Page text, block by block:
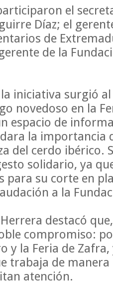
el
Díaz; el
de
de la
iniciativa surgió
novedoso en la
espacio de
la importancia
del cerdo ibérico.
solidario, ya que
para su corte en
a la
destacó
compromiso:
y la Feria de
trabaja de
atención.